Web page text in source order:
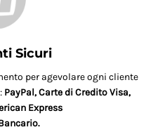
Sicuri
per agevolare ogni cliente
PayPal, Carte di Credito Visa,
Express